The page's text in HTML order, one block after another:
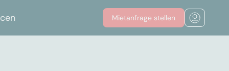
Mietanfrage stellen